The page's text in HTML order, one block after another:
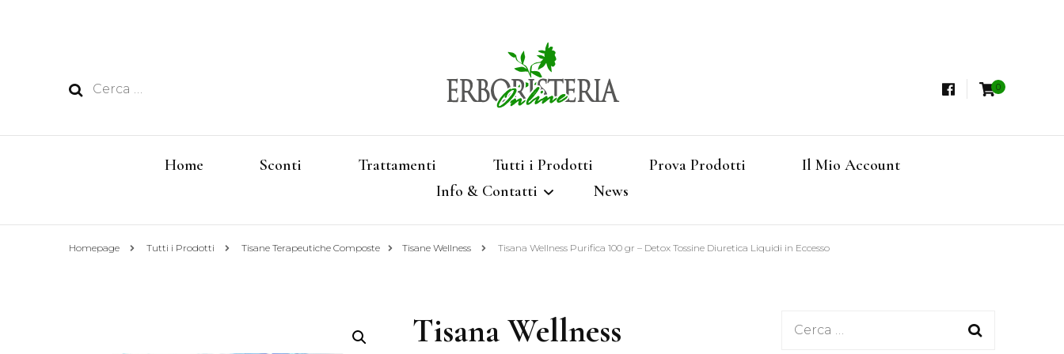
Ricerca
Erboristeria
Shop Online
Vendita di Botaniche, Erbe e Spezie Officinali, Tisane Terapeutiche Esclusive, Tè Pregiati
0
Home Sconti Trattamenti Tutti i Prodotti Prova Prodotti
Il Mio Account
Info & Contatti
Privacy e Cookies
News
Homepage Tutti i Prodotti Tisane Terapeutiche Composte Tisane Wellness Tisana Wellness Purifica 100 gr – Detox Tossine Diuretica Liquidi in Eccesso
Tisana Wellness
Ricerca